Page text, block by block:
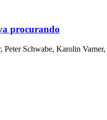
procurando
, Peter Schwabe, Karolin Varner,